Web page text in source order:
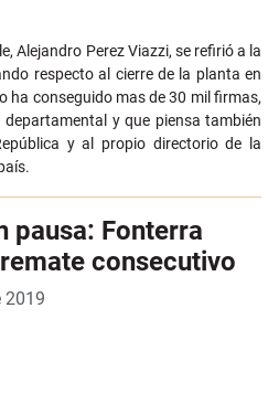
Alejandro Perez Viazzi, se refirió a la
respecto al cierre de la planta en
ha conseguido mas de 30 mil firmas,
y que piensa también
y al propio directorio de la
pausa: Fonterra
consecutivo
2019